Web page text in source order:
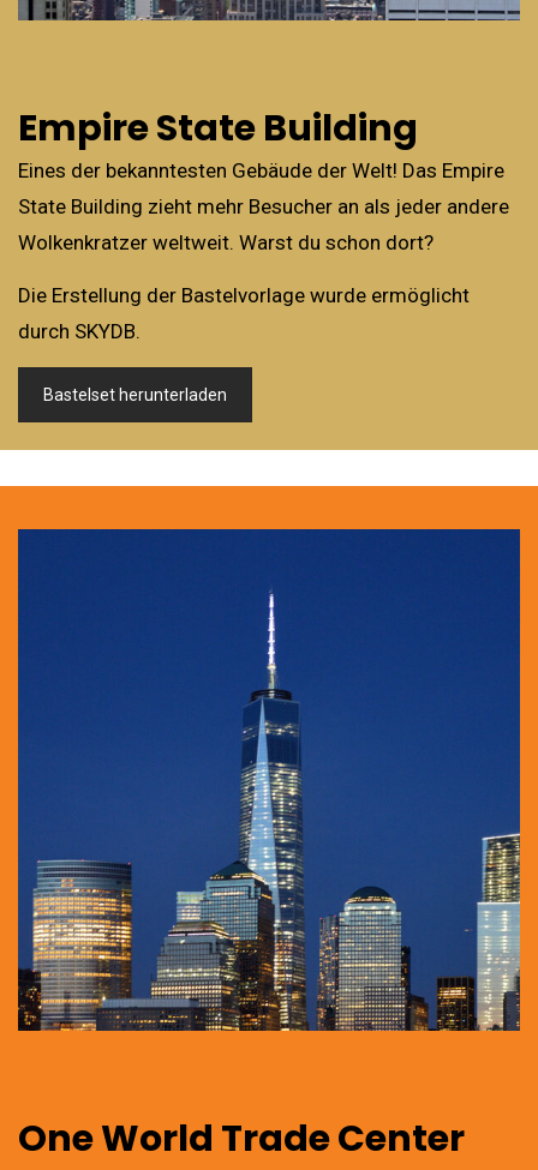
Empire State Building
Eines der bekanntesten Gebäude der Welt! Das Empire
State Building zieht mehr Besucher an als jeder andere
Wolkenkratzer weltweit. Warst du schon dort?
Die Erstellung der Bastelvorlage wurde ermöglicht
durch SKYDB.
Bastelset herunterladen
One World Trade Center